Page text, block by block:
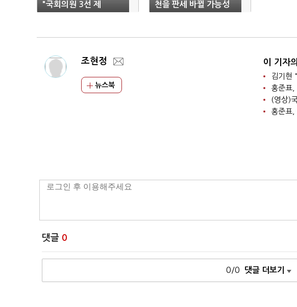
"국회의원 3선 제
한"…'일하는 국회' 추진
천을 판세 바뀔 가능성
은?…손영택 추격이 관
조현정
뉴스북
이 기자
김기현
홍준표,
(영상)
홍준표,
댓글 0
0/0 댓글 더보기